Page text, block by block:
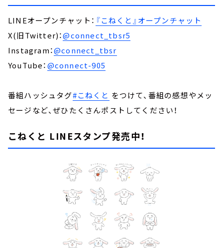
LINEオープンチャット： 『こねくと』オープンチャット
X(旧Twitter)：@connect_tbsr5
Instagram：@connect_tbsr
YouTube：@connect-905
番組ハッシュタグ#こねくと をつけて、番組の感想やメッ
セージなど、ぜひたくさんポストしてください！
こねくと LINEスタンプ発売中！